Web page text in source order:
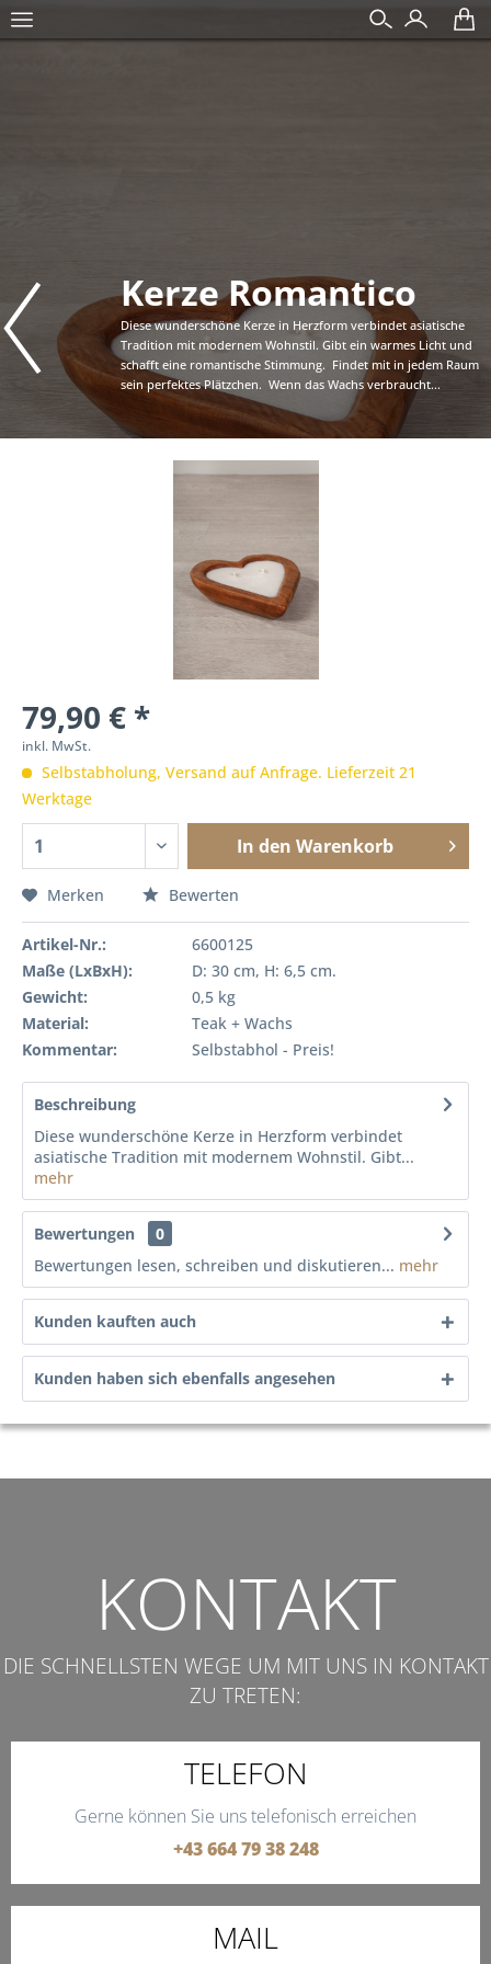
Kerze Romantico
Diese wunderschöne Kerze in Herzform verbindet asiatische
Tradition mit modernem Wohnstil. Gibt ein warmes Licht und
schafft eine romantische Stimmung. Findet mit in jedem Raum
sein perfektes Plätzchen. Wenn das Wachs verbraucht...
79,90 € *
inkl. MwSt.
Selbstabholung, Versand auf Anfrage. Lieferzeit 21
Werktage
In den Warenkorb
Merken Bewerten
Artikel-Nr.:
6600125
Maße (LxBxH):
D: 30 cm, H: 6,5 cm.
Gewicht:
0,5 kg
Material:
Teak + Wachs
Kommentar:
Selbstabhol - Preis!
Beschreibung
Diese wunderschöne Kerze in Herzform verbindet
asiatische Tradition mit modernem Wohnstil. Gibt...
mehr
Bewertungen
0
Bewertungen lesen, schreiben und diskutieren... mehr
Kunden kauften auch
Kunden haben sich ebenfalls angesehen
KONTAKT
DIE SCHNELLSTEN WEGE UM MIT UNS IN KONTAKT
ZU TRETEN:
TELEFON
Gerne können Sie uns telefonisch erreichen
+43 664 79 38 248
MAIL